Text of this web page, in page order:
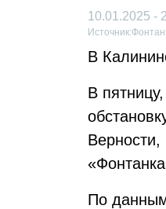
10.01.2025 -
Источник:
В
В
Верности,
По